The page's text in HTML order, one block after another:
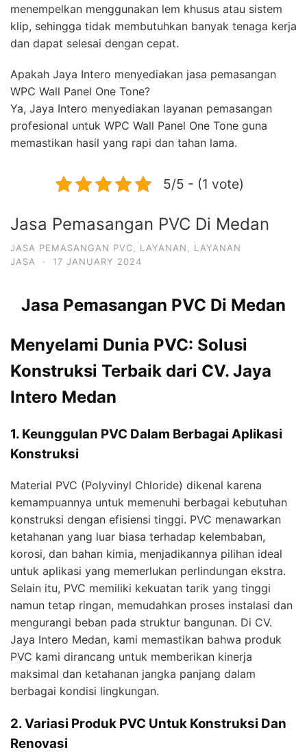
menempelkan menggunakan lem khusus atau sistem
klip, sehingga tidak membutuhkan banyak tenaga kerja
dan dapat selesai dengan cepat.
Apakah Jaya Intero menyediakan jasa pemasangan
WPC Wall Panel One Tone?
Ya, Jaya Intero menyediakan layanan pemasangan
profesional untuk WPC Wall Panel One Tone guna
memastikan hasil yang rapi dan tahan lama.
5/5 - (1 vote)
Jasa Pemasangan PVC Di Medan
JASA PEMASANGAN PVC, LAYANAN, LAYANAN
JASA
· 17 JANUARY 2024
Jasa Pemasangan PVC Di Medan
Menyelami Dunia PVC: Solusi
Konstruksi Terbaik dari CV. Jaya
Intero Medan
1. Keunggulan PVC Dalam Berbagai Aplikasi
Konstruksi
Material PVC (Polyvinyl Chloride) dikenal karena
kemampuannya untuk memenuhi berbagai kebutuhan
konstruksi dengan efisiensi tinggi. PVC menawarkan
ketahanan yang luar biasa terhadap kelembaban,
korosi, dan bahan kimia, menjadikannya pilihan ideal
untuk aplikasi yang memerlukan perlindungan ekstra.
Selain itu, PVC memiliki kekuatan tarik yang tinggi
namun tetap ringan, memudahkan proses instalasi dan
mengurangi beban pada struktur bangunan. Di CV.
Jaya Intero Medan, kami memastikan bahwa produk
PVC kami dirancang untuk memberikan kinerja
maksimal dan ketahanan jangka panjang dalam
berbagai kondisi lingkungan.
2. Variasi Produk PVC Untuk Konstruksi Dan
Renovasi